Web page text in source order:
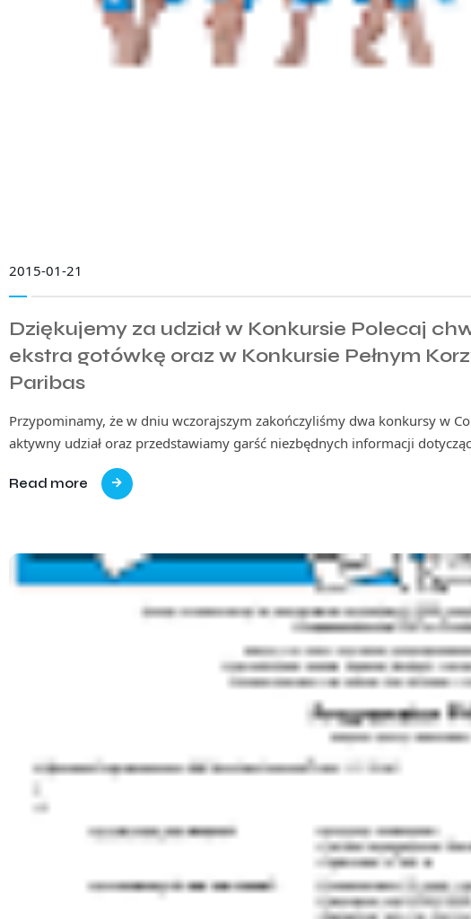
2015-01-21
Dziękujemy za udział w Konkursie Polecaj
ekstra gotówkę oraz w Konkursie Pełnym
Paribas
Przypominamy, że w dniu wczorajszym zakończyliśmy dwa konkursy w
aktywny udział oraz przedstawiamy garść niezbędnych informacji
Read more